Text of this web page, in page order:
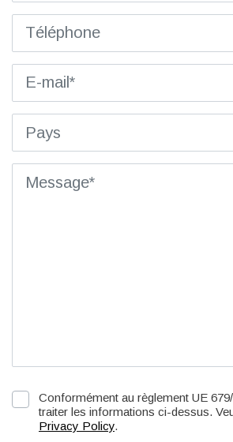
Conformément au règlement UE
traiter les informations ci-dessus.
Privacy Policy.